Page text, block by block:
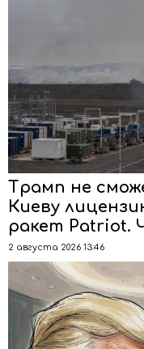
Трамп не
Киеву
ракет Patriot.
2 августа 2026 13:46